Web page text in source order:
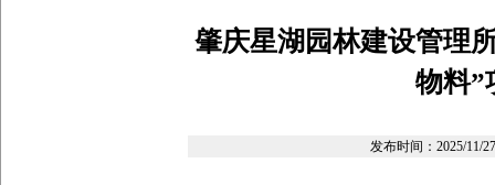
肇庆星湖园林建设管理
物料”
发布时间： 2025/11/